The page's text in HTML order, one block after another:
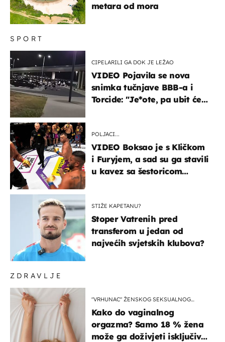
ZDRAVLJE
"VRHUNAC" ŽENSKOG SEKSUALNOG
Kako do vaginalnog
orgazma? Samo 18 % žena
može ga doživjeti isključivo
SPORT
CIPELARILI GA DOK JE LEŽAO
VIDEO Pojavila se nova
snimka tučnjave BBB-a i
Torcide: "Je*ote, pa ubit će
POLJACI...
VIDEO Boksao je s Kličkom
i Furyjem, a sad su ga stavili
u kavez sa šestoricom
STIŽE KAPETANU?
Stoper Vatrenih pred
transferom u jedan od
najvećih svjetskih klubova?
metara od mora